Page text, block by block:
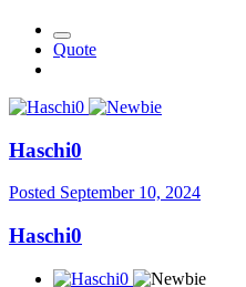
Quote
Haschi0
Posted September 10, 2024
Haschi0